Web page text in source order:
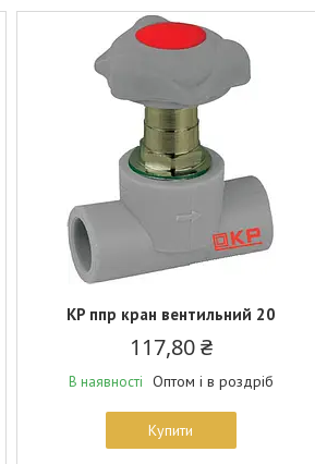
KP ппр кран вентильний 20
117,80 ₴
В наявності Оптом і в роздріб
Купити